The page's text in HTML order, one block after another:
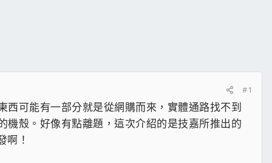
#1
可能有一部分就是從網購而來，實體通路找不到
殼。好像有點離題，這次介紹的是技嘉所推出的
啊！